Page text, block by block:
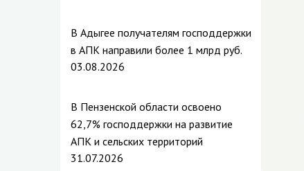
В Адыгее получателям господдержки
в АПК направили более 1 млрд руб.
03.08.2026
В Пензенской области освоено
62,7% господдержки на развитие
АПК и сельских территорий
31.07.2026